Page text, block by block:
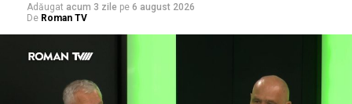
Adăugat acum 3 zile pe 6 august 2026
De Roman TV